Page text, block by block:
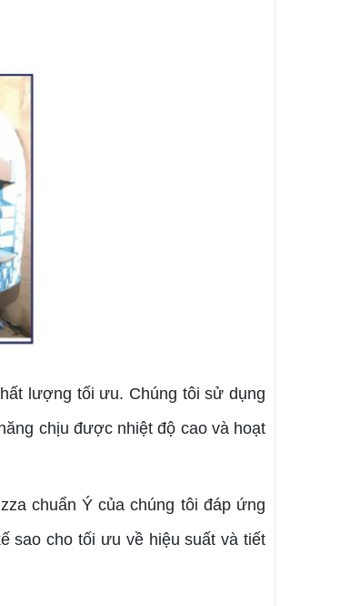
lượng tối ưu. Chúng tôi sử dụng
chịu được nhiệt độ cao và hoạt
chuẩn Ý của chúng tôi đáp ứng
sao cho tối ưu về hiệu suất và tiết